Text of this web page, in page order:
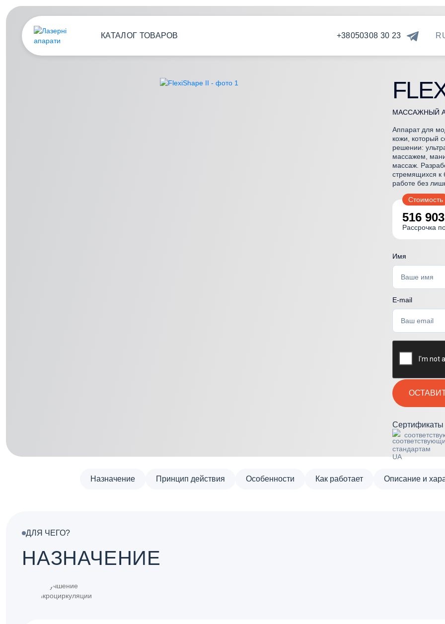
КАТАЛОГ ТОВАРОВ
НЕОДИМОВЫЕ ЛАЗЕРЫ
+38050308 30 23
МАССАЖНЫЙ
Аппарат для
кожи, который
решении:
массажем,
массаж.
стремящихся к
работе без
Стоимость
516
Рассрочка
Имя
E-mail
Сертификаты
Назначение Принцип действия Особенности Как работает Описание и
ДЛЯ ЧЕГО?
НАЗНАЧЕНИЕ